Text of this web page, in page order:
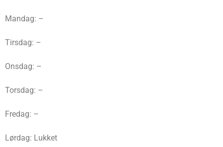
Mandag: –
Tirsdag: –
Onsdag: –
Torsdag: –
Fredag: –
Lørdag: Lukket